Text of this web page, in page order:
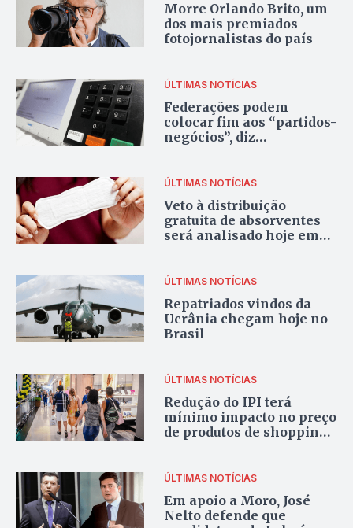
Morre Orlando Brito, um
dos mais premiados
fotojornalistas do país
ÚLTIMAS NOTÍCIAS
Federações podem
colocar fim aos “partidos-
negócios”, diz
ÚLTIMAS NOTÍCIAS
Veto à distribuição
gratuita de absorventes
será analisado hoje em
ÚLTIMAS NOTÍCIAS
Repatriados vindos da
Ucrânia chegam hoje no
Brasil
ÚLTIMAS NOTÍCIAS
Redução do IPI terá
mínimo impacto no preço
de produtos de shopping,
ÚLTIMAS NOTÍCIAS
Em apoio a Moro, José
Nelto defende que